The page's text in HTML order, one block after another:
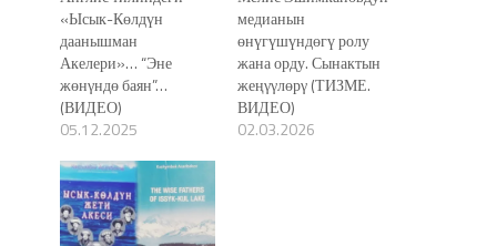
«Ысык-Көлдүн
даанышман
Акелери»… “Эне
жөнγндө баян”…
(ВИДЕО)
05.12.2025
медианын
өнүгүшүндөгү ролу
жана орду. Сынактын
жеңγγлөрγ (ТИЗМЕ.
ВИДЕО)
02.03.2026